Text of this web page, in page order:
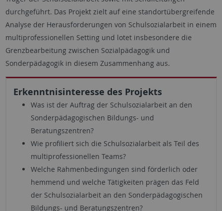
durchgeführt. Das Projekt zielt auf eine standortübergreifende
Analyse der Herausforderungen von Schulsozialarbeit in einem
multiprofessionellen Setting und lotet insbesondere die
Grenzbearbeitung zwischen Sozialpädagogik und
Sonderpädagogik in diesem Zusammenhang aus.
Erkenntnisinteresse des Projekts
Was ist der Auftrag der Schulsozialarbeit an den
Sonderpädagogischen Bildungs- und
Beratungszentren?
Wie profiliert sich die Schulsozialarbeit als Teil des
multiprofessionellen Teams?
Welche Rahmenbedingungen sind förderlich oder
hemmend und welche Tätigkeiten prägen das Feld
der Schulsozialarbeit an den Sonderpädagogischen
Bildungs- und Beratungszentren?